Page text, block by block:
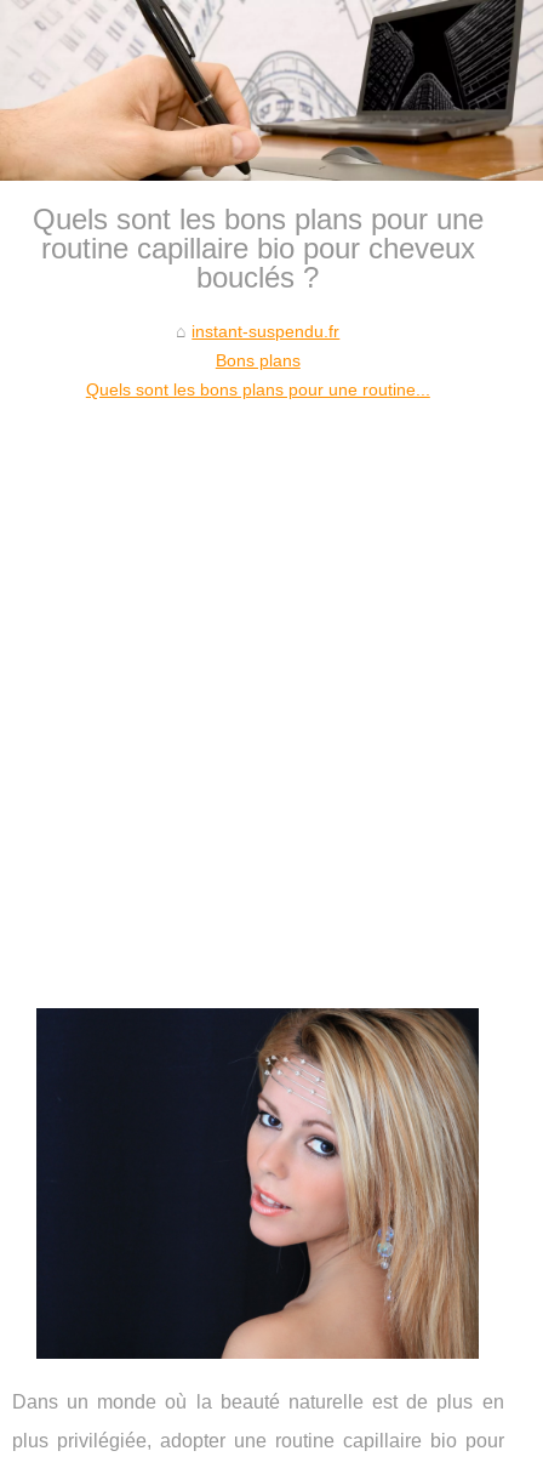
Quels sont les bons plans pour une
routine capillaire bio pour cheveux
bouclés ?
instant-suspendu.fr
Bons plans
Quels sont les bons plans pour une routine...
Dans un monde où la beauté naturelle est de plus en
plus privilégiée, adopter une routine capillaire bio pour